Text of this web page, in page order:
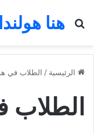
هنا هولندا
بحث عن
الرئيسية / الطلاب في
الطلاب